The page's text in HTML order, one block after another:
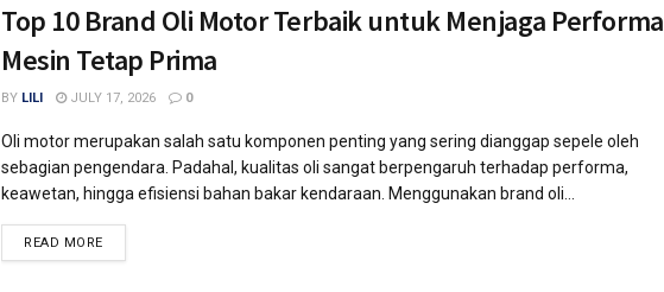
Top 10 Brand Oli Motor Terbaik untuk Menjaga Performa
Mesin Tetap Prima
BY LILI JULY 17, 2026 0
Oli motor merupakan salah satu komponen penting yang sering dianggap sepele oleh
sebagian pengendara. Padahal, kualitas oli sangat berpengaruh terhadap performa,
keawetan, hingga efisiensi bahan bakar kendaraan. Menggunakan brand oli...
READ MORE